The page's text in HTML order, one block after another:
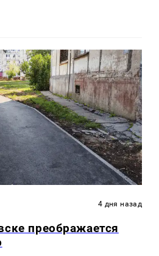
4 дня назад
преображается